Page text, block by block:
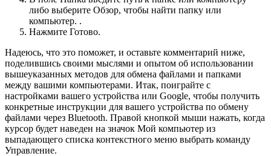
либо выберите Обзор, чтобы найти папку или
компьютер. .
Нажмите Готово.
Надеюсь, что это поможет, и оставьте комментарий ниже,
поделившись своими мыслями и опытом об использовании
вышеуказанных методов для обмена файлами и папками
между вашими компьютерами. Итак, поиграйте с
настройками вашего устройства или Google, чтобы получить
конкретные инструкции для вашего устройства по обмену
файлами через Bluetooth. Правой кнопкой мыши нажать, когда
курсор будет наведен на значок Мой компьютер из
выпадающего списка контекстного меню выбрать команду
Управление.